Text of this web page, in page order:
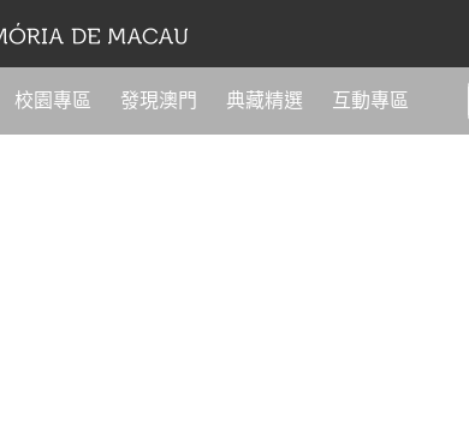
校園專區 發現澳門 典藏精選 互動專區